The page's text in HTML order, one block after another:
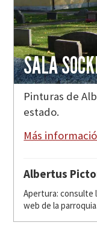
SALA
Pinturas de
estado.
Más
Albertus
Apertura: consulte
web de la parroquia.